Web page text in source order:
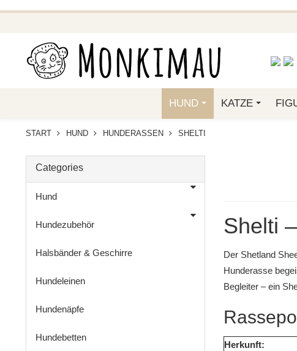
BEI EINER
GREIFEN SIE JETZT
HUND KATZE
START HUND HUNDERASSEN SHELTI
Shelti
Der Shetland
Hunderasse
Begleiter – ein
Herkunft:
Categories
Hund
Hundezubehör
Halsbänder & Geschirre
Hundeleinen
Hundenäpfe
Hundebetten